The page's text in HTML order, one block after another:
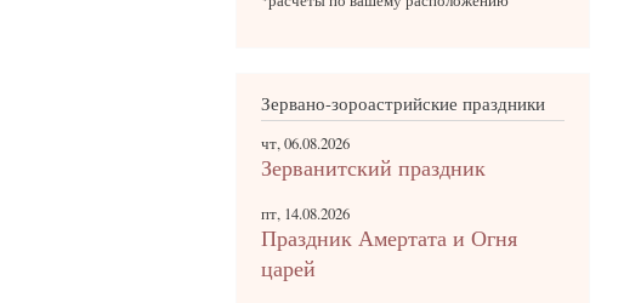
Зервано-зороастрийские праздники
чт, 06.08.2026
Зерванитский праздник
пт, 14.08.2026
Праздник Амертата и Огня
царей